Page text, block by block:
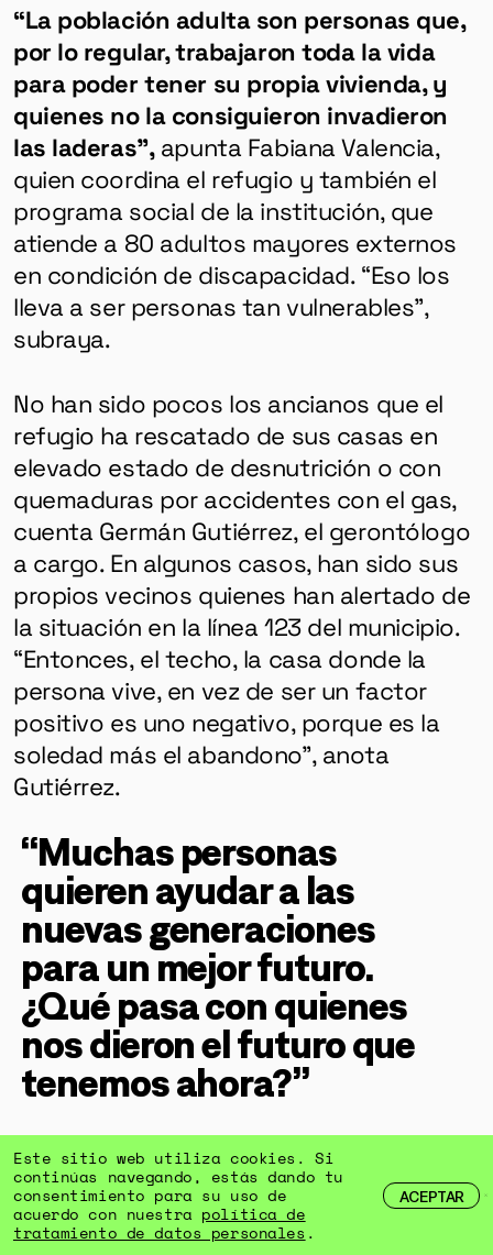
“La población adulta son personas que,
por lo regular, trabajaron toda la vida
para poder tener su propia vivienda, y
quienes no la consiguieron invadieron
las laderas”,apunta Fabiana Valencia,
quien coordina el refugio y también el
programa social de la institución, que
atiende a 80 adultos mayores externos
en condición de discapacidad. “Eso los
lleva a ser personas tan vulnerables”,
subraya.
No han sido pocos los ancianos que el
refugio ha rescatado de sus casas en
elevado estado de desnutrición o con
quemaduras por accidentes con el gas,
cuenta Germán Gutiérrez, el gerontólogo
a cargo. En algunos casos, han sido sus
propios vecinos quienes han alertado de
la situación en la línea 123 del municipio.
“Entonces, el techo, la casa donde la
persona vive, en vez de ser un factor
positivo es uno negativo, porque es la
soledad más el abandono”, anota
Gutiérrez.
“Muchas personas
quieren ayudar a las
nuevas generaciones
para un mejor futuro.
¿Qué pasa con quienes
nos dieron el futuro que
tenemos ahora?”
Los hogares unipersonales habitados
por una persona mayor de 60 años son
Este sitio web utiliza cookies. Si
continúas navegando, estás dando tu
consentimiento para su uso de
acuerdo con nuestra política de
tratamiento de datos personales .
ACEPTAR